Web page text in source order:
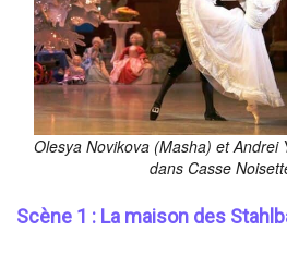
Olesya Novikova (Masha) et Andrei
dans Casse
Scène 1 : La maison des